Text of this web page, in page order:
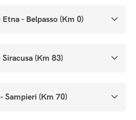
Etna - Belpasso (Km 0)
Siracusa (Km 83)
Sampieri (Km 70)